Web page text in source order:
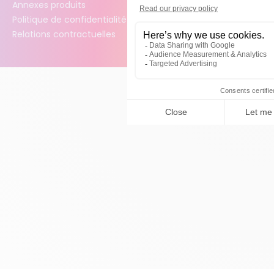
Annexes produits
Politique de confidentialité des données
Relations contractuelles